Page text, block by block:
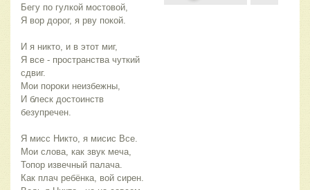
Бегу по гулкой мостовой,
Я вор дорог, я рву покой.
И я никто, и в этот миг,
Я все - пространства чуткий
сдвиг.
Мои пороки неизбежны,
И блеск достоинств
безупречен.
Я мисс Никто, я мисис Все.
Мои слова, как звук меча,
Топор извечный палача.
Как плач ребёнка, вой сирен.